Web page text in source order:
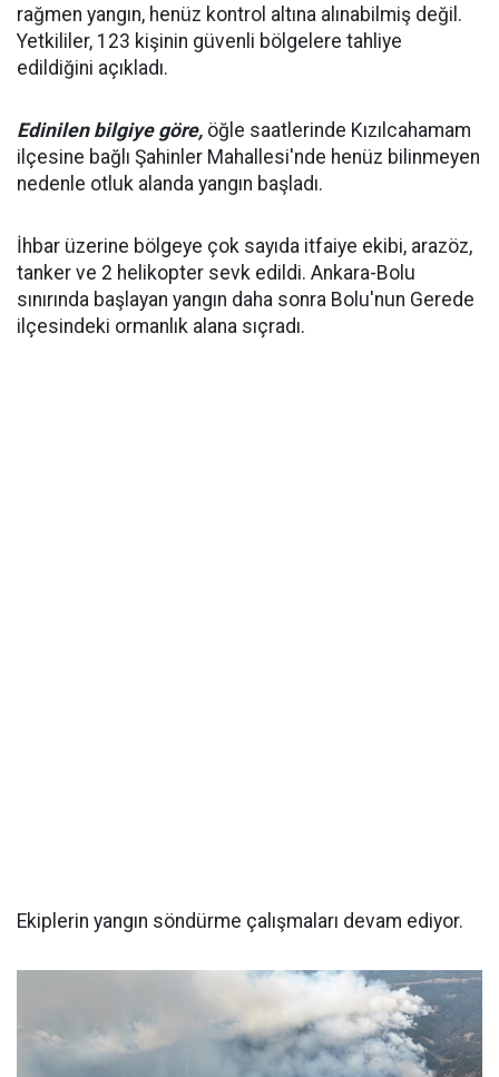
rağmen yangın, henüz kontrol altına alınabilmiş değil.
Yetkililer, 123 kişinin güvenli bölgelere tahliye
edildiğini açıkladı.
Edinilen bilgiye göre, öğle saatlerinde Kızılcahamam
ilçesine bağlı Şahinler Mahallesi'nde henüz bilinmeyen
nedenle otluk alanda yangın başladı.
İhbar üzerine bölgeye çok sayıda itfaiye ekibi, arazöz,
tanker ve 2 helikopter sevk edildi. Ankara-Bolu
sınırında başlayan yangın daha sonra Bolu'nun Gerede
ilçesindeki ormanlık alana sıçradı.
Ekiplerin yangın söndürme çalışmaları devam ediyor.